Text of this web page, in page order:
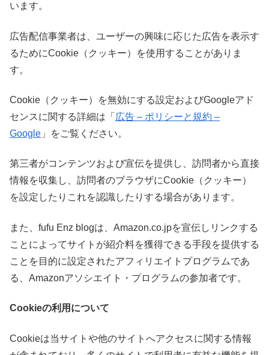
います。
広告配信事業者は、ユーザーの興味に応じた広告を表示す
るためにCookie（クッキー）を使用することがありま
す。
Cookie（クッキー）を無効にする設定およびGoogleアド
センスに関する詳細は「 広告 – ポリシーと規約 –
Google 」をご覧ください。
第三者がコンテンツおよび宣伝を提供し、訪問者から直接
情報を収集し、訪問者のブラウザにCookie（クッキー）
を設定したりこれを認識したりする場合があります。
また、fufu Enz blogは、Amazon.co.jpを宣伝しリンクする
ことによってサイトが紹介料を獲得できる手段を提供する
ことを目的に設定されたアフィリエイトプログラムであ
る、Amazonアソシエイト・プログラムの参加者です。
Cookieの利用について
Cookieは当サイトや他のサイトへアクセスに関する情報